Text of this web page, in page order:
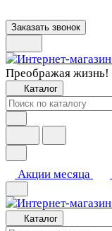
Заказать звонок
Преображая жизнь!
Каталог
Акции месяца
Каталог